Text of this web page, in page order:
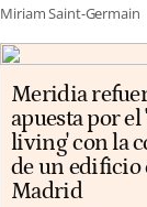
Miriam Saint-Germain
Meridia
apuesta por el
living' con la
de un edificio
Madrid